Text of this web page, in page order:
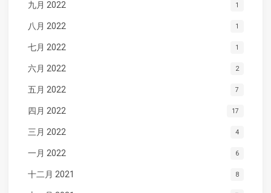
九月 2022 1
八月 2022 1
七月 2022 1
六月 2022 2
五月 2022 7
四月 2022 17
三月 2022 4
一月 2022 6
十二月 2021 8